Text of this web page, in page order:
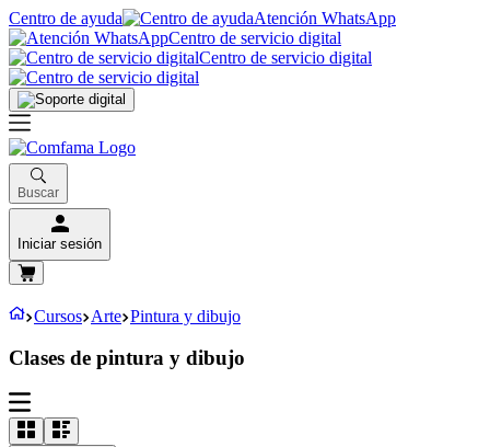
Centro de ayuda
Atención WhatsApp
Centro de servicio digital
Centro de servicio digital
Buscar
Iniciar sesión
Cursos Arte Pintura y dibujo
Clases de pintura y dibujo